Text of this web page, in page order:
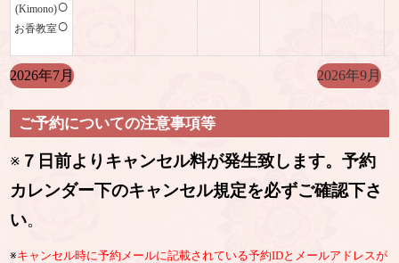
(Kimono)○
お香教室○
2026年7月 2026年9月
ご予約についての注意事項等
※ ７日前よりキャンセル料が発生致します。予約
カレンダー下のキャンセル規定を必ずご確認下さ
い。
※キャンセル時に予約メールに記載されている予約IDとメールアドレスが